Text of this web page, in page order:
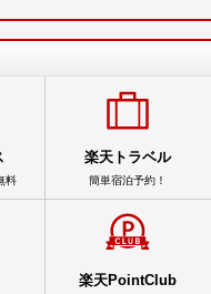
料
楽天トラベル
簡単宿泊予約！
楽天PointClub